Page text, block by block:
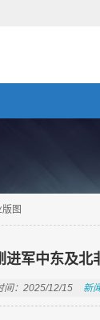
图
进军中东及北
间：2025/12/15 新